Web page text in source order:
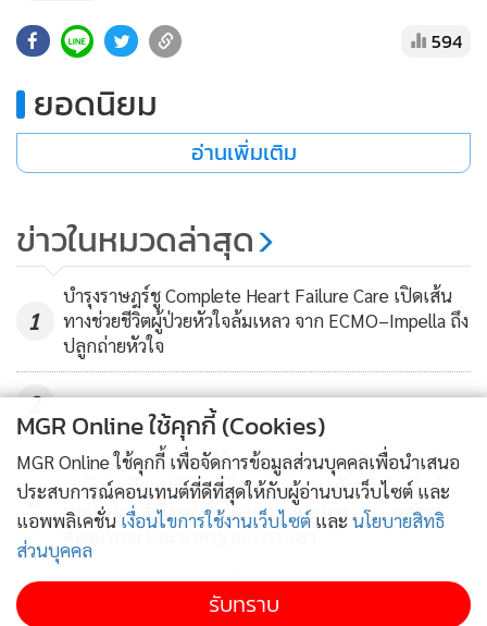
อินโดจีน
• กองทุนรวม
•
Celeb Online
• Factcheck
Gotomanager
594
ยอดนิยม
อ่านเพิ่มเติม
ข่าวในหมวดล่าสุด
1
บำรุงราษฎร์ชู Complete Heart Failure Care เปิดเส้น
ทางช่วยชีวิตผู้ป่วยหัวใจล้มเหลว จาก ECMO–Impella ถึง
ปลูกถ่ายหัวใจ
2
3
รพ.กรุงเทพ สำนักงานใหญ่ มุ่งสู่ Medical Robot Hub
ระดับเอเชียแปซิฟิก พิธีลงนาม MOU กับบริษัทดีไวซ์
เทคโนโลยี่ส์ (ไทย) จำกัด ยกระดับองค์ความรู้ พัฒนา
ศัลยแพทย์ และมาตรฐานการรักษา
รพ.กรุงเทพอินเตอร์เนชั่นแนล รุกขยายฐานลูกค้าต่าง
ชาติ Expat โตกว่า 20% ตอกย้ำการเป็นผู้นำรพ.เฉพาะ
MGR Online ใช้คุกกี้ (Cookies)
MGR Online ใช้คุกกี้ เพื่อจัดการข้อมูลส่วนบุคคลเพื่อนำเสนอ
ประสบการณ์คอนเทนต์ที่ดีที่สุดให้กับผู้อ่านบนเว็บไซต์ และ
แอพพลิเคชั่น เงื่อนไขการใช้งานเว็บไซต์ และ นโยบายสิทธิ
ส่วนบุคคล
รับทราบ